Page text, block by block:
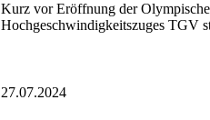
Kurz vor Eröffnung der
Hochgeschwindigkeitszuges TGV
27.07.2024